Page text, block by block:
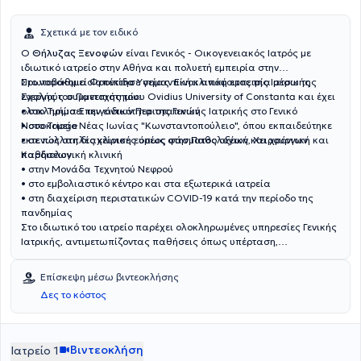
Σχετικά με τον ειδικό
Ο Θήλυζας Ξενοφών είναι Γενικός - Οικογενειακός Ιατρός με
ιδιωτικό ιατρείο στην Αθήνα και πολυετή εμπειρία στην
Πρωτοβάθμια Φροντίδα Υγείας. Είναι απόφοιτος της Ιατρικής
Σχολής του Πανεπιστημίου Ovidius University of Constanta και έχει
ολοκληρώσει την ειδικότητα της Γενικής Ιατρικής στο Γενικό
Νοσοκομείο Νέας Ιωνίας "Κωνσταντοπούλειο", όπου εκπαιδεύτηκε
εκτενώς στη διαχείριση ευρέος φάσματος οξέων και χρόνιων
παθήσεων.
Στο νοσοκομείο απέκτησε σημαντική κλινική εμπειρία μέσω της
ενεργούς συμμετοχής του:
• στο Τμήμα Επειγόντων Περιστατικών
• στο Triage
• σε πολλαπλές κλινικές όπως στην Παθολογική, Χειρουργική και
Καρδιολογική κλινική
• στην Μονάδα Τεχνητού Νεφρού
• στο εμβολιαστικό κέντρο και στα εξωτερικά ιατρεία
• στη διαχείριση περιστατικών COVID-19 κατά την περίοδο της
πανδημίας
Στο ιδιωτικό του ιατρείο παρέχει ολοκληρωμένες υπηρεσίες Γενικής
Ιατρικής, αντιμετωπίζοντας παθήσεις όπως υπέρταση,
νοσήματα, καθώς και διερεύνηση/αντιμετώπιση οξέων
περιστατικών. Προσφέρει επίσης προληπτικό έλεγχο, εμβολιασμούς,
συνταγογράφηση, ιατρικές βεβαιώσεις και πιστοποιητικά
υγείας. Επιδιώκει τη συνεχή επιμόρφωση, με στόχο την παροχή
έχοντας παρακολουθήσει μεγάλο αριθμό συνεδρίων και
σεμιναρίων σε τομείς όπως Μεταβολισμός, Ενδοκρινολογία,
Επίσκεψη μέσω βιντεοκλήσης
Δες το κόστος
Ιατρείο 1 Βιντεοκλήση